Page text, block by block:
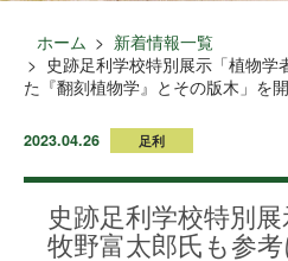
ホーム
新着情報一覧
史跡足利学校特別展示「植物学
た『翻刻植物学』とその版木」を
2023.04.26 足利
史跡足利学校特別
牧野富太郎氏も参